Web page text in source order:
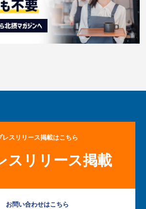
レスリリース掲載はこちら
スリリース掲載
お問い合わせはこちら